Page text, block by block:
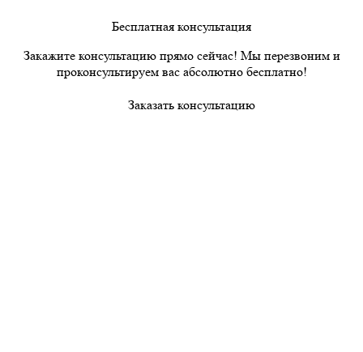
Бесплатная консультация
Закажите консультацию прямо сейчас! Мы перезвоним и
проконсультируем вас абсолютно бесплатно!
Заказать консультацию